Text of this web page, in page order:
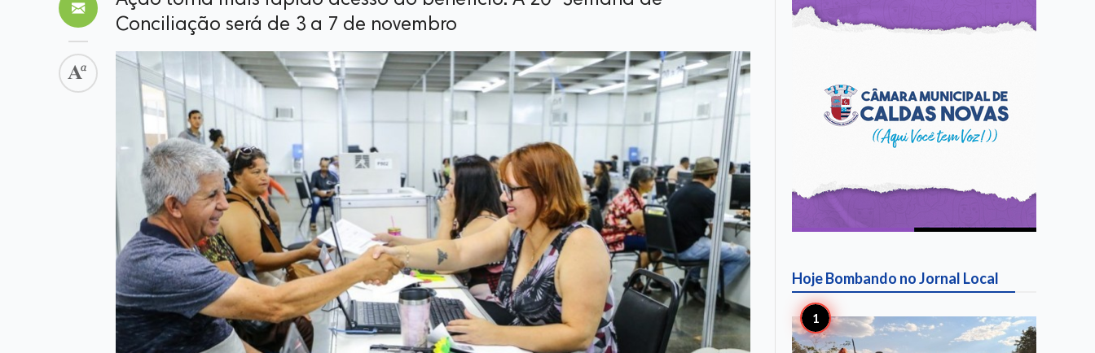
Conciliação será de 3 a 7 de novembro
Hoje Bombando noJornal Local